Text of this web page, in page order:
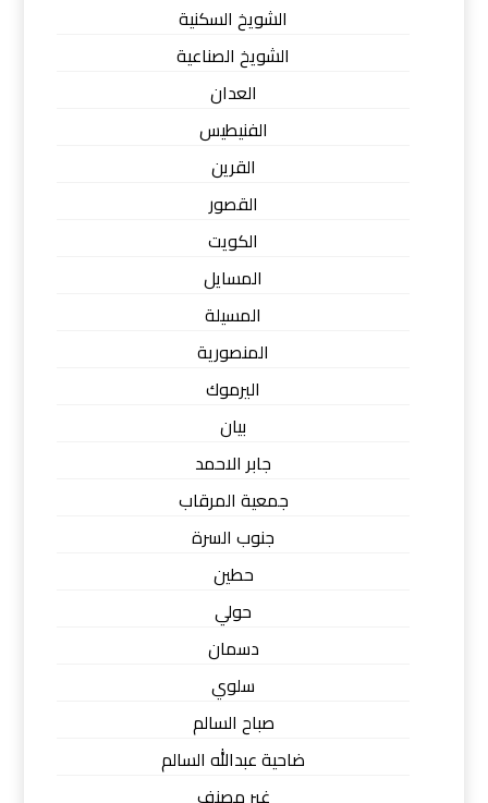
الشويخ السكنية
الشويخ الصناعية
العدان
الفنيطيس
القرين
القصور
الكويت
المسايل
المسيلة
المنصورية
اليرموك
بيان
جابر الاحمد
جمعية المرقاب
جنوب السرة
حطين
حولي
دسمان
سلوي
صباح السالم
ضاحية عبدالله السالم
غير مصنف